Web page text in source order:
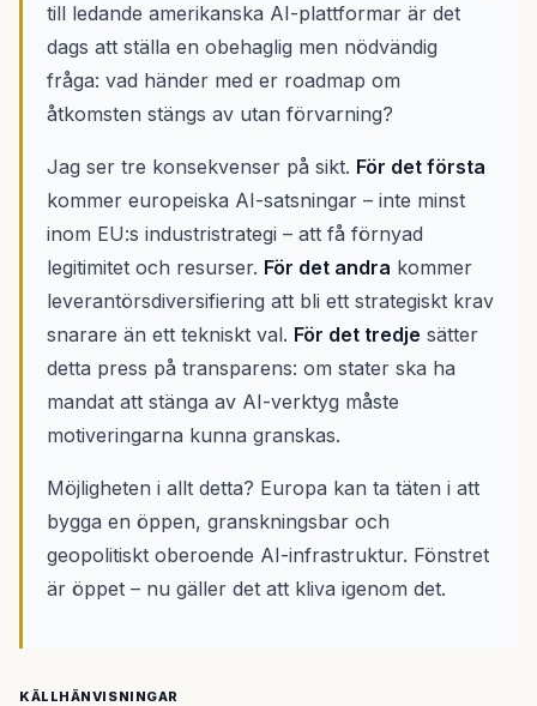
till ledande amerikanska AI-plattformar är det
dags att ställa en obehaglig men nödvändig
fråga: vad händer med er roadmap om
åtkomsten stängs av utan förvarning?
Jag ser tre konsekvenser på sikt. För det första
kommer europeiska AI-satsningar – inte minst
inom EU:s industristrategi – att få förnyad
legitimitet och resurser. För det andra kommer
leverantörsdiversifiering att bli ett strategiskt krav
snarare än ett tekniskt val. För det tredje sätter
detta press på transparens: om stater ska ha
mandat att stänga av AI-verktyg måste
motiveringarna kunna granskas.
Möjligheten i allt detta? Europa kan ta täten i att
bygga en öppen, granskningsbar och
geopolitiskt oberoende AI-infrastruktur. Fönstret
är öppet – nu gäller det att kliva igenom det.
KÄLLHÄNVISNINGAR